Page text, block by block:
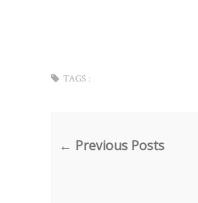
TAGS :
← Previous Posts